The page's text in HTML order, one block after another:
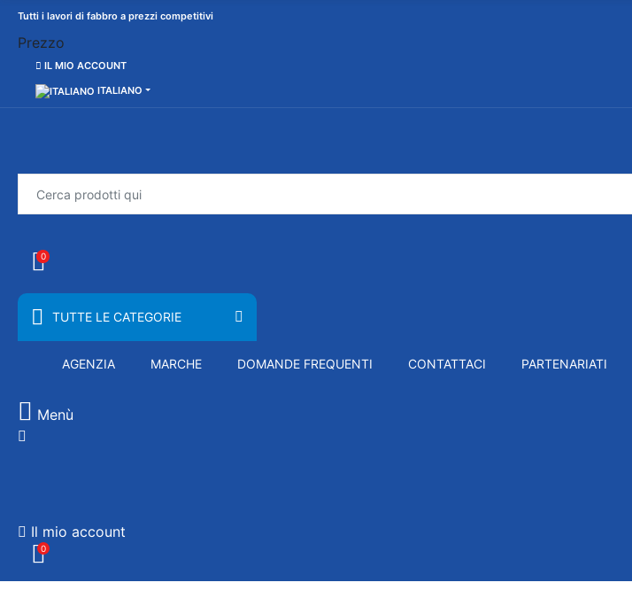
Tutti i lavori di fabbro a prezzi competitivi
Prezzo
IL MIO ACCOUNT
ITALIANO
0
TUTTE LE CATEGORIE
AGENZIA MARCHE DOMANDE FREQUENTI CONTATTACI PARTENARIATI
Menù
Il mio account
0